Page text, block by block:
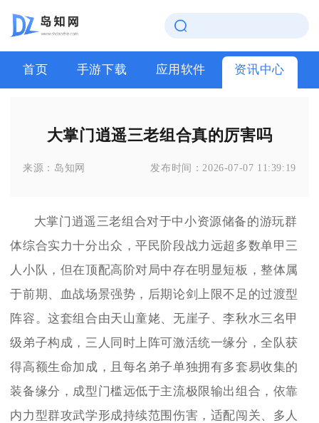
首页 手游下载 应用软件 资讯中心
大掌门逍遥三老组合真的厉害吗
来源： 岛知网 发布时间： 2026-07-07 11:39:19
大掌门逍遥三老组合对于中小资源储备的游玩群
体综合实力十分出众，平民阶段战力远超多数单甲三
人小队，但在顶配高阶对局中存在明显短板，整体属
于前期、血战场景强势，后期论剑上限不足的过渡型
阵容。这套组合由天山童姥、无崖子、李秋水三名甲
级弟子构成，三人同时上阵可激活统一缘分，全队获
得高额生命加成，且每名弟子单独拥有多套易收集的
装备缘分，成型门槛远低于主流极限输出组合，依靠
内力型群攻武学形成持续范围伤害，适配闯关、多人